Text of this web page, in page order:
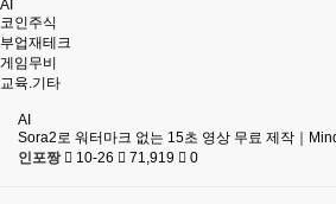
AI
코인주식
부업재테크
게임무비
교육.기타
AI
Sora2로 워터마크 없는 15초 영상 무료 제작｜
인포짱
10-26 71,919 0